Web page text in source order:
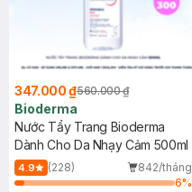
347.000 ₫560.000 ₫
Bioderma
Nước Tẩy Trang Bioderma
Dành Cho Da Nhạy Cảm 500ml
4.9 (228)
842/tháng
6%